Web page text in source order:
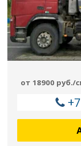
от 18900 руб./